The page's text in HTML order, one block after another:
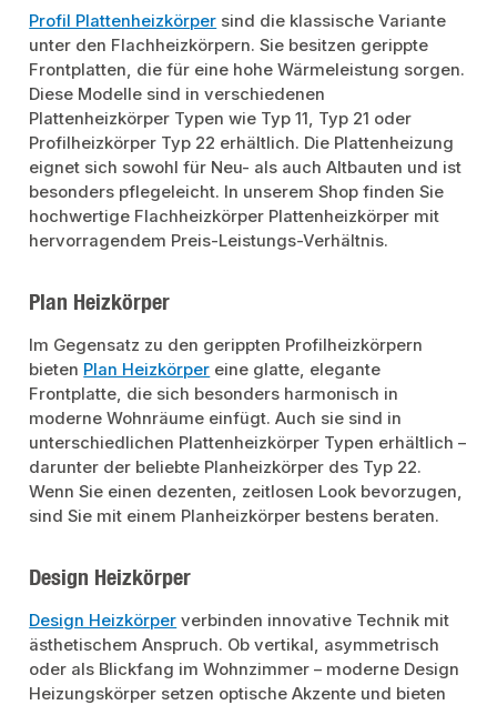
Profil Plattenheizkörper sind die klassische Variante
unter den Flachheizkörpern. Sie besitzen gerippte
Frontplatten, die für eine hohe Wärmeleistung sorgen.
Diese Modelle sind in verschiedenen
Plattenheizkörper Typen wie Typ 11, Typ 21 oder
Profilheizkörper Typ 22 erhältlich. Die Plattenheizung
eignet sich sowohl für Neu- als auch Altbauten und ist
besonders pflegeleicht. In unserem Shop finden Sie
hochwertige Flachheizkörper Plattenheizkörper mit
hervorragendem Preis-Leistungs-Verhältnis.
Plan Heizkörper
Im Gegensatz zu den gerippten Profilheizkörpern
bieten Plan Heizkörper eine glatte, elegante
Frontplatte, die sich besonders harmonisch in
moderne Wohnräume einfügt. Auch sie sind in
unterschiedlichen Plattenheizkörper Typen erhältlich –
darunter der beliebte Planheizkörper des Typ 22.
Wenn Sie einen dezenten, zeitlosen Look bevorzugen,
sind Sie mit einem Planheizkörper bestens beraten.
Design Heizkörper
Design Heizkörper verbinden innovative Technik mit
ästhetischem Anspruch. Ob vertikal, asymmetrisch
oder als Blickfang im Wohnzimmer – moderne Design
Heizungskörper setzen optische Akzente und bieten